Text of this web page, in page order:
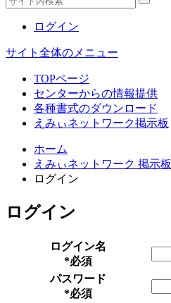
ログイン
サイト全体のメニュー
TOPページ
センターからの情報提供
各種書式のダウンロード
えみぃネットワーク掲示板
ホーム
えみぃネットワーク 掲示板
ログイン
ログイン
ログイン名
*必須
パスワード
*必須